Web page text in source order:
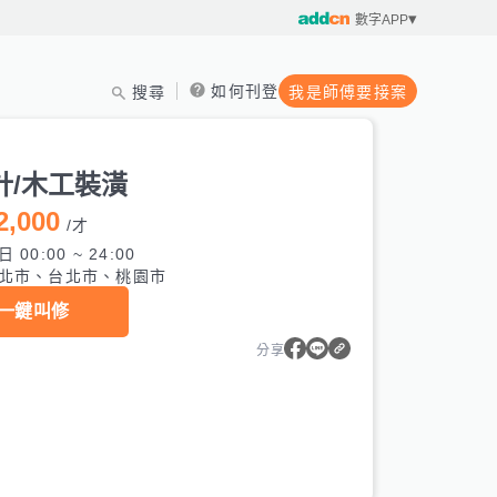
數字APP
搜尋 如何刊登 我是師傅要接案
/木工裝潢
/才
00:00 ~ 24:00
市、台北市、桃園市
鍵叫修
分享